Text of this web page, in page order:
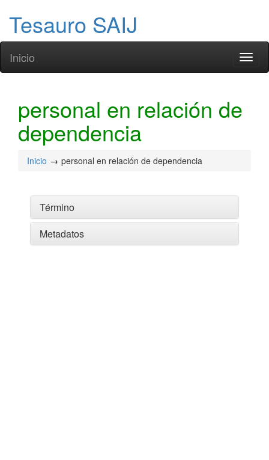
Tesauro SAIJ
Inicio
personal en relación de
dependencia
Inicio personal en relación de dependencia
Término
Metadatos